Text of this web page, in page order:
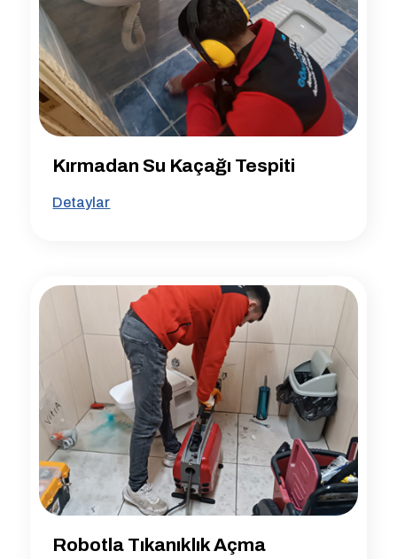
Kırmadan Su Kaçağı Tespiti
Detaylar
Robotla Tıkanıklık Açma